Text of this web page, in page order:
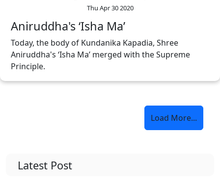
Thu Apr 30 2020
Aniruddha's ‘Isha Ma’
Today, the body of Kundanika Kapadia, Shree
Aniruddha's ‘Isha Ma’ merged with the Supreme
Principle.
Load More...
Latest Post